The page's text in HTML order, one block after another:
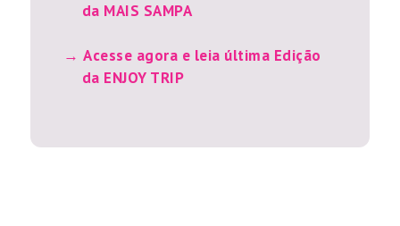
da MAIS SAMPA
Acesse agora e leia última Edição
da ENJOY TRIP